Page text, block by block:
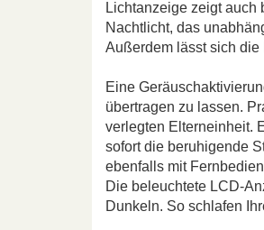
Lichtanzeige zeigt auch
Nachtlicht, das
Außerdem lässt sich
Eine
übertragen zu lassen.
verlegten Elterneinheit.
sofort die beruhigende
ebenfalls mit
Die beleuchtete LCD-
Dunkeln. So schlafen